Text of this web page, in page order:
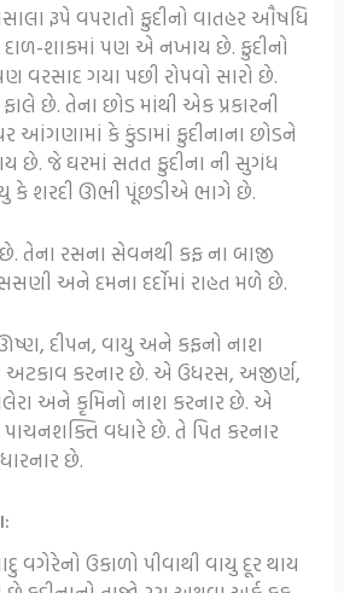
રૂપે વપરાતો ફુદીનો વાતહર ઔષધિ
શાકમાં પણ એ નખાય છે. ફુદીનો
વરસાદ ગયા પછી રોપવો સારો છે.
છે. તેના છોડ માંથી એક પ્રકારની
કે કુંડામાં ફુદીનાના છોડને
છે. જે ઘરમાં સતત ફુદીના ની સુગંધ
કે શરદી ઊભી પૂંછડીએ ભાગે છે.
તેના રસના સેવનથી કફ ના બાજી
અને દમના દર્દોમાં રાહત મળે છે.
દીપન, વાયુ અને કફનો નાશ
અટકાવ કરનાર છે. એ ઉધરસ, અજીર્ણ,
અને કૃમિનો નાશ કરનાર છે. એ
વધારે છે. તે પિત કરનાર
છે.
વગેરેનો ઉકાળો પીવાથી વાયુ દૂર થાય